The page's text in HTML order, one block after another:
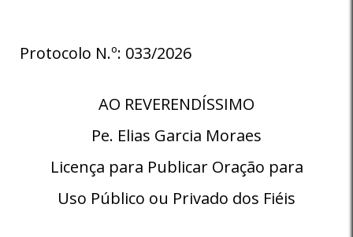
Protocolo N.º: 033/2026
AO REVERENDÍSSIMO
Pe. Elias Garcia Moraes
Licença para Publicar Oração para
Uso Público ou Privado dos Fiéis